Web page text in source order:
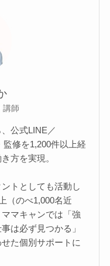
講師
公式LINE／
監修を1,200件以上経
方を実現。
トとしても活動し
（のべ1,000名近
マキャンでは「強
は必ず見つかる」
た個別サポートに